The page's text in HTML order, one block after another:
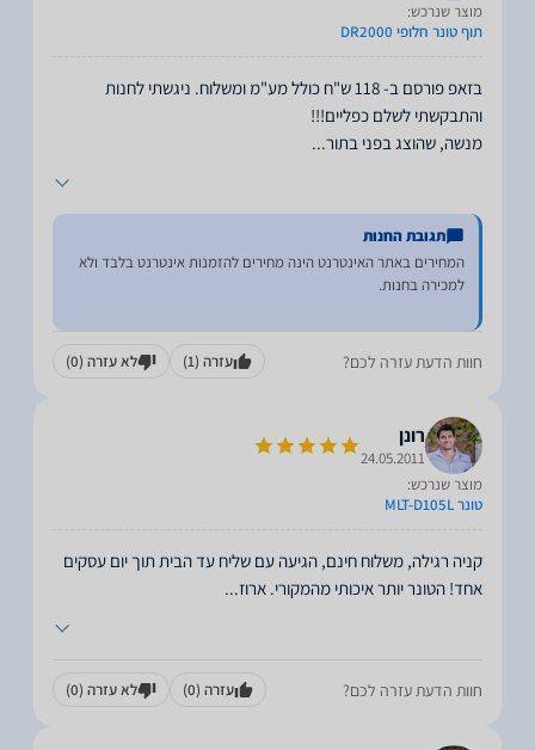
מוצר שנרכש:
תוף טונר חלופי DR2000
בזאפ פורסם ב- 118 ש"ח כולל מע"מ ומשלוח. ניגשתי לחנות
מנשה, שהוצג בפני בתור...
תגובת החנות
המחירים באתר האינטרנט הינה מחירים להזמנות אינטרנט בלבד ולא
חוות הדעת עזרה לכם? עזרה (1) לא עזרה (0)
רונן
24.05.2011
מוצר שנרכש:
טונר MLT-D105L
קניה רגילה, משלוח חינם, הגיעה עם שליח עד הבית תוך יום עסקים
אחד! הטונר יותר איכותי מהמקורי. ארוז...
חוות הדעת עזרה לכם? עזרה (0) לא עזרה (0)